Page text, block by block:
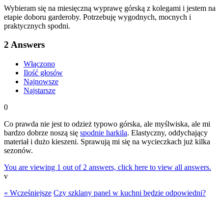
Wybieram się na miesięczną wyprawę górską z kolegami i jestem na
etapie doboru garderoby. Potrzebuję wygodnych, mocnych i
praktycznych spodni.
2 Answers
Włączono
Ilość głosów
Najnowsze
Najstarsze
0
Co prawda nie jest to odzież typowo górska, ale myślwiska, ale mi
bardzo dobrze noszą się spodnie harkila. Elastyczny, oddychający
materiał i dużo kieszeni. Sprawują mi się na wycieczkach już kilka
sezonów.
You are viewing 1 out of 2 answers, click here to view all answers.
v
« Wcześniejsze Czy szklany panel w kuchni będzie odpowiedni?